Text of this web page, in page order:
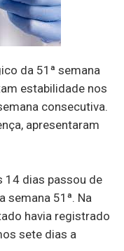
da 51ª semana
estabilidade nos
consecutiva.
apresentaram
14 dias passou de
semana 51ª. Na
havia registrado
sete dias a